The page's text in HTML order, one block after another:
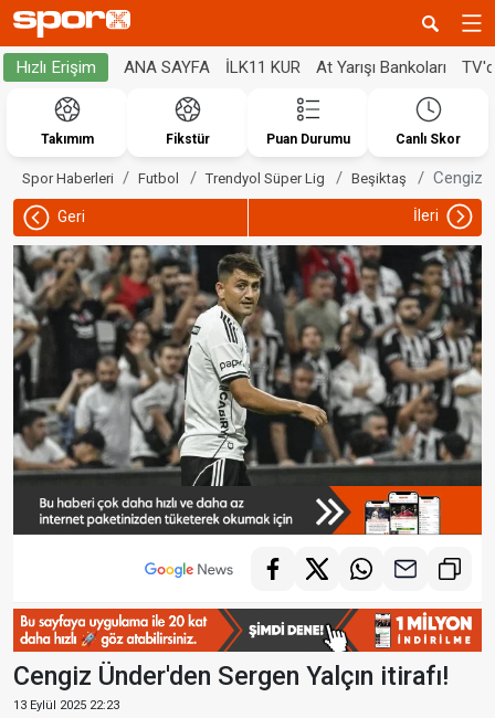
Hızlı Erişim ANA SAYFA İLK11 KUR At Yarışı Bankoları
Takımım Fikstür Puan Durumu Canlı Skor
Spor Haberleri Futbol Trendyol Süper Lig Beşiktaş Cengiz
Geri İleri
Cengiz Ünder'den Sergen Yalçın itirafı!
13 Eylül 2025 22:23